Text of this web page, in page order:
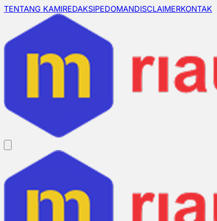
TENTANG KAMIREDAKSIPEDOMANDISCLAIMERKONTAK